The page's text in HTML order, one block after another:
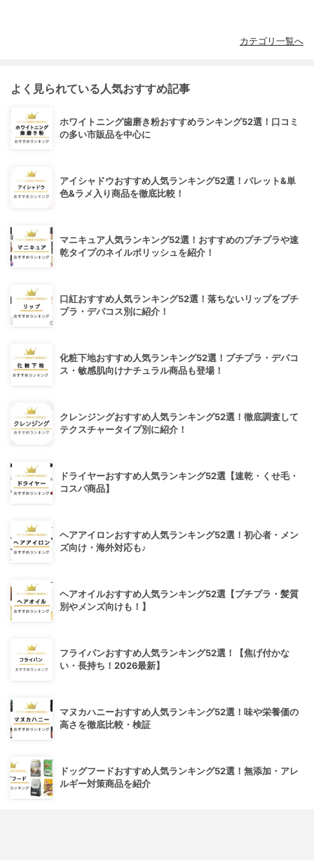
カテゴリ一覧へ
よく見られている人気おすすめ記事
ホワイトニング歯磨き粉おすすめランキング52選！口コミ
の多い市販品を中心に
アイシャドウおすすめ人気ランキング52選！パレット&単
色&ラメ入り商品を徹底比較！
マニキュア人気ランキング52選！おすすめのプチプラや速
乾タイプのネイルポリッシュを紹介！
口紅おすすめ人気ランキング52選！落ちないリップをプチ
プラ・デパコス別に紹介！
化粧下地おすすめ人気ランキング52選！プチプラ・デパコ
ス・敏感肌向けナチュラル商品も登場！
クレンジングおすすめ人気ランキング52選！徹底調査して
テクスチャータイプ別に紹介！
ドライヤーおすすめ人気ランキング52選【速乾・くせ毛・
コスパ商品】
ヘアアイロンおすすめ人気ランキング52選！初心者・メン
ズ向け・海外対応も♪
ヘアオイルおすすめ人気ランキング52選【プチプラ・髪質
別やメンズ向けも！】
フライパンおすすめ人気ランキング52選！【焦げ付かな
い・長持ち！2026最新】
マヌカハニーおすすめ人気ランキング52選！味や栄養価の
高さを徹底比較・検証
ドッグフードおすすめ人気ランキング52選！無添加・アレ
ルギー対策商品を紹介